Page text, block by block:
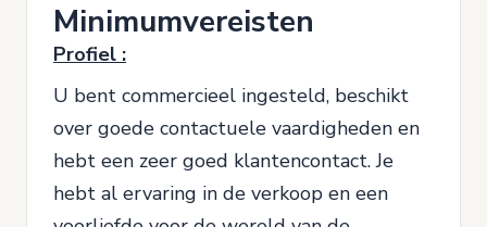
Minimumvereisten
Profiel :
U bent commercieel ingesteld, beschikt
over goede contactuele vaardigheden en
hebt een zeer goed klantencontact. Je
hebt al ervaring in de verkoop en een